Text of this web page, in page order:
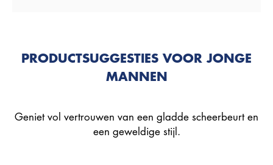
PRODUCTSUGGESTIES VOOR JONGE
MANNEN
Geniet vol vertrouwen van een gladde scheerbeurt en
een geweldige stijl.